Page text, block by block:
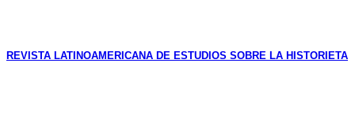
REVISTA LATINOAMERICANA DE ESTUDIOS SOBRE LA HISTORIETA